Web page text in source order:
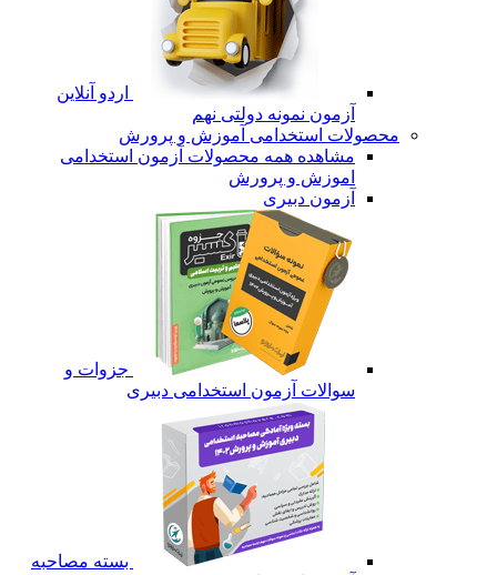
اردو آنلاین
آزمون نمونه دولتی نهم
محصولات استخدامی آموزش و پرورش
مشاهده همه محصولات آزمون استخدامی
اموزش و پرورش
آزمون دبیری
جزوات و
سوالات آزمون استخدامی دبیری
بسته مصاحبه